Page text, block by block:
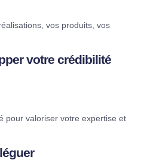
vos produits, vos
votre crédibilité
pour valoriser votre expertise et